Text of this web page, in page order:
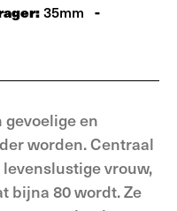
35mm -
en
worden. Centraal
vrouw,
bijna 80 wordt. Ze